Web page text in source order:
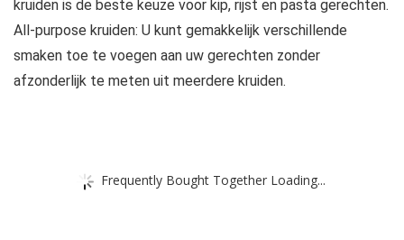
kruiden is de beste keuze voor kip, rijst en pasta gerechten.
All-purpose kruiden: U kunt gemakkelijk verschillende
smaken toe te voegen aan uw gerechten zonder
afzonderlijk te meten uit meerdere kruiden.
Frequently Bought Together Loading...